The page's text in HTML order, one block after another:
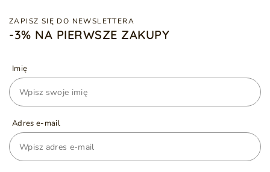
ZAPISZ SIĘ DO NEWSLETTERA
-3% NA PIERWSZE ZAKUPY
Imię
Adres e-mail